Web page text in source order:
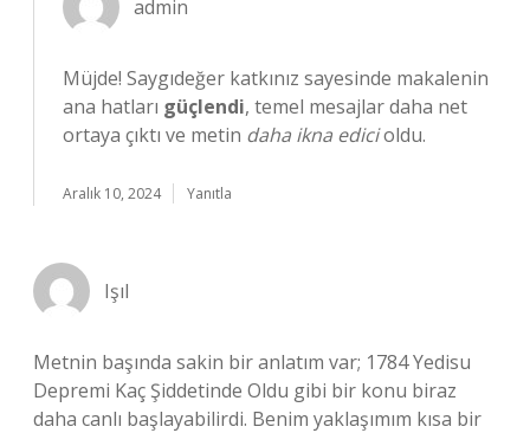
admin
Müjde! Saygıdeğer katkınız sayesinde makalenin
ana hatları güçlendi, temel mesajlar daha net
ortaya çıktı ve metin daha ikna edicioldu.
Aralık 10, 2024 Yanıtla
Işıl
Metnin başında sakin bir anlatım var; 1784 Yedisu
Depremi Kaç Şiddetinde Oldu gibi bir konu biraz
daha canlı başlayabilirdi. Benim yaklaşımım kısa bir